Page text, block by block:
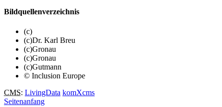
Bildquellenverzeichnis
(c)
(c)Dr. Karl Breu
(c)Gronau
(c)Gronau
(c)Gutmann
© Inclusion Europe
CMS: LivingData komXcms
Seitenanfang